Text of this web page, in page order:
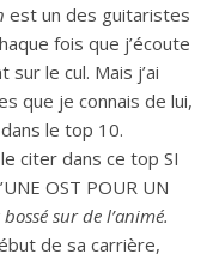
est un des guitaristes
fois que j’écoute
le cul. Mais j’ai
que je connais de lui,
le top 10.
le citer dans ce top SI
OST POUR UN
sur de l’animé.
de sa carrière,